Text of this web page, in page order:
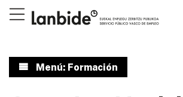
Menú: Formación